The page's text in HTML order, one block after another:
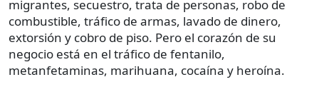
migrantes, secuestro, trata de personas, robo de
combustible, tráfico de armas, lavado de dinero,
extorsión y cobro de piso. Pero el corazón de su
negocio está en el tráfico de fentanilo,
metanfetaminas, marihuana, cocaína y heroína.